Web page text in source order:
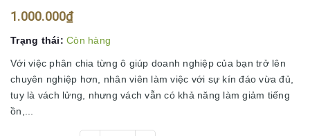
1.000.000₫
Trạng thái: Còn hàng
Với việc phân chia từng ô giúp doanh nghiệp của bạn trở lên
chuyên nghiệp hơn, nhân viên làm việc với sự kín đáo vừa đủ,
tuy là vách lửng, nhưng vách vẫn có khả năng làm giảm tiếng
ồn,...